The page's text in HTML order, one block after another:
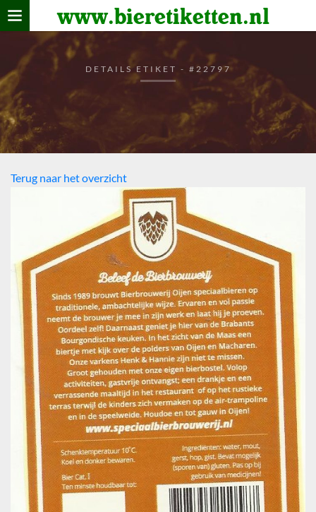
www.bieretiketten.nl
Home
verzamelen
De bierkaart
Bezoekers
DETAILS ETIKET - #22797
Terug naar het overzicht